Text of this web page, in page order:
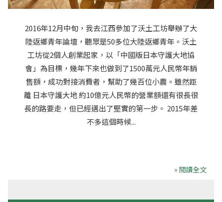
2016年12月中旬，我去江西參加了沃土工坊舉辦了大
陸返鄉青年論壇，聽眾是50多位大陸返鄉青年。沃土
工坊從2個人創業起家，以「中國版日本守護大地協
會」為目標，幾年下來也做到了1500萬元人民幣年銷
售額，成功對接消費者，幫助了幾百位小農。雖然距
離 日本守護大地 約10億元人民幣的營業額還有很長很
長的路要走，但已經邁出了堅實的第一步。 2015年差
不多這個時候...
» 閱讀全文